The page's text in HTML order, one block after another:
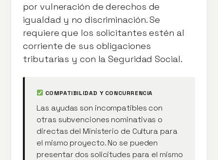
por vulneración de derechos de
igualdad y no discriminación. Se
requiere que los solicitantes estén al
corriente de sus obligaciones
tributarias y con la Seguridad Social.
COMPATIBILIDAD Y CONCURRENCIA
Las ayudas son incompatibles con
otras subvenciones nominativas o
directas del Ministerio de Cultura para
el mismo proyecto. No se pueden
presentar dos solicitudes para el mismo